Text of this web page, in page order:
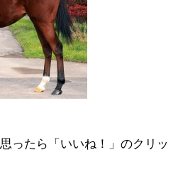
ったら「いいね！」のクリッ